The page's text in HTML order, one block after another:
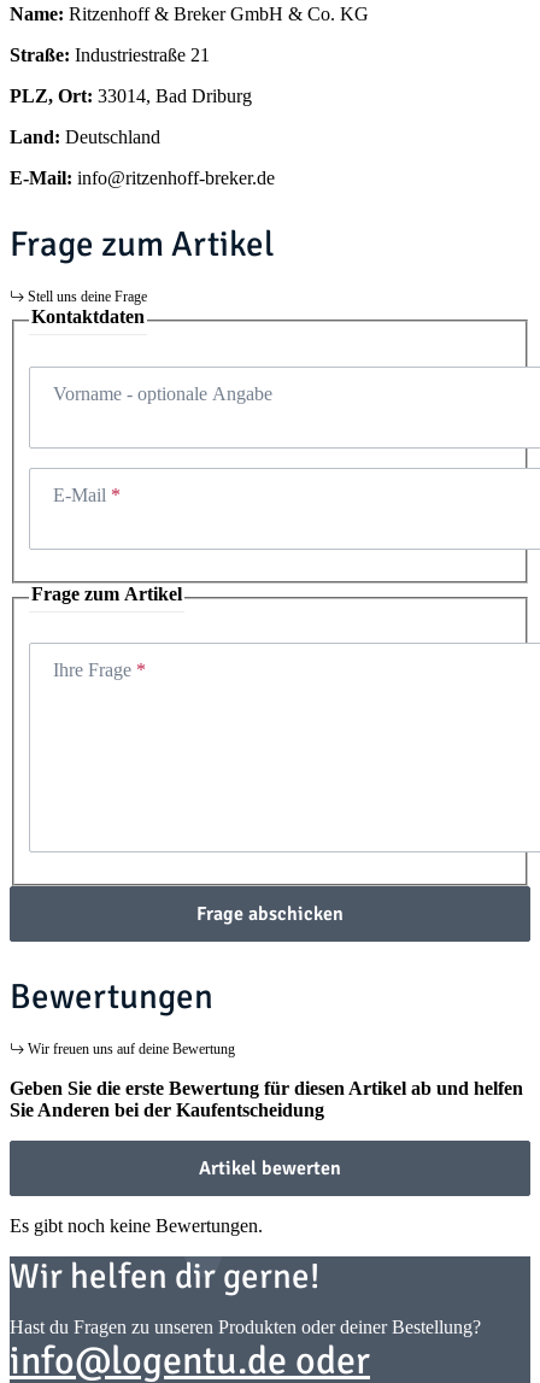
Name: Ritzenhoff & Breker GmbH & Co. KG
Straße: Industriestraße 21
PLZ, Ort: 33014, Bad Driburg
Land: Deutschland
E-Mail: info@ritzenhoff-breker.de
Frage zum Artikel
Stell uns deine Frage
Kontaktdaten
Vorname - optionale Angabe
E-Mail
Frage zum Artikel
Ihre Frage
Frage abschicken
Bewertungen
Wir freuen uns auf deine Bewertung
Geben Sie die erste Bewertung für diesen Artikel ab und helfen
Sie Anderen bei der Kaufentscheidung
Artikel bewerten
Es gibt noch keine Bewertungen.
Wir helfen dir gerne!
Hast du Fragen zu unseren Produkten oder deiner Bestellung?
info@logentu.de oder